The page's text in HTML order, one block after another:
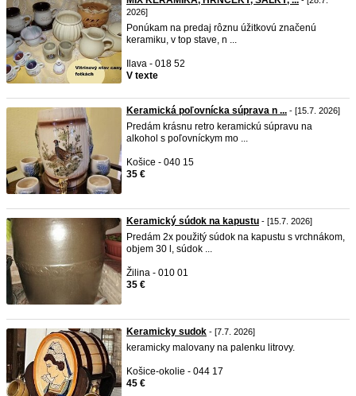
2026]
Ponúkam na predaj rôznu úžitkovú značenú
keramiku, v top stave, n ...
Ilava - 018 52
V texte
Keramická poľovnícka súprava n ... - [15.7. 2026]
Predám krásnu retro keramickú súpravu na
alkohol s poľovníckym mo ...
Košice - 040 15
35 €
Keramický súdok na kapustu - [15.7. 2026]
Predám 2x použitý súdok na kapustu s vrchnákom,
objem 30 l, súdok ...
Žilina - 010 01
35 €
Keramicky sudok - [7.7. 2026]
keramicky malovany na palenku litrovy.
Košice-okolie - 044 17
45 €